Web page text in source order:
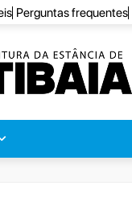
Perguntas frequentes